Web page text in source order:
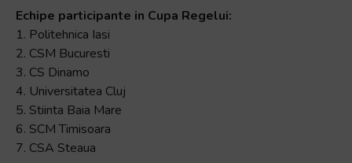
Echipe participante in Cupa Regelui:
1. Politehnica Iasi
2. CSM Bucuresti
3. CS Dinamo
4. Universitatea Cluj
5. Stiinta Baia Mare
6. SCM Timisoara
7. CSA Steaua